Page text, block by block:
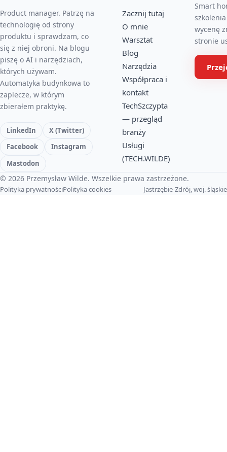
Product manager. Patrzę na
technologię od strony
produktu i sprawdzam, co
się z niej obroni. Na blogu
piszę o AI i narzędziach,
których używam.
Automatyka budynkowa to
zaplecze, w którym
zbierałem praktykę.
LinkedIn
X (Twitter)
Facebook
Instagram
Mastodon
Zacznij tutaj
O mnie
Warsztat
Blog
Narzędzia
Współpraca i
kontakt
TechSzczypta
— przegląd
branży
Usługi
(TECH.WILDE)
Smart
wycenę
stronie
© 2026 Przemysław Wilde. Wszelkie prawa zastrzeżone.
Polityka prywatnościPolityka cookies Jastrzębie-Zdrój, woj. śląskie